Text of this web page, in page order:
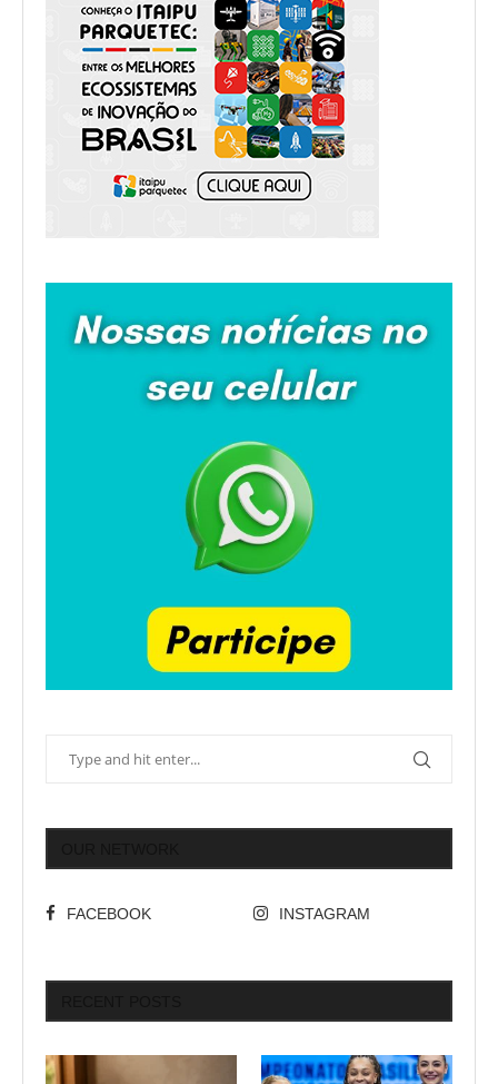
FACEBOOK INSTAGRAM